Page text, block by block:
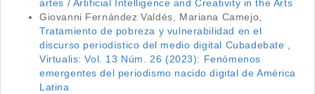
artes / Artificial Intelligence and Creativity in the Arts
Giovanni Fernández Valdés, Mariana Camejo,
Tratamiento de pobreza y vulnerabilidad en el
discurso periodístico del medio digital Cubadebate
Virtualis: Vol. 13 Núm. 26 (2023): Fenómenos
emergentes del periodismo nacido digital de América
Latina